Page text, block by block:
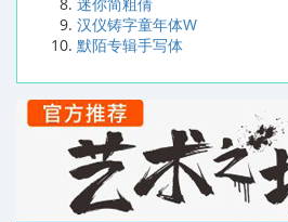
迷你简粗倩
汉仪铸字童年体W
默陌专辑手写体